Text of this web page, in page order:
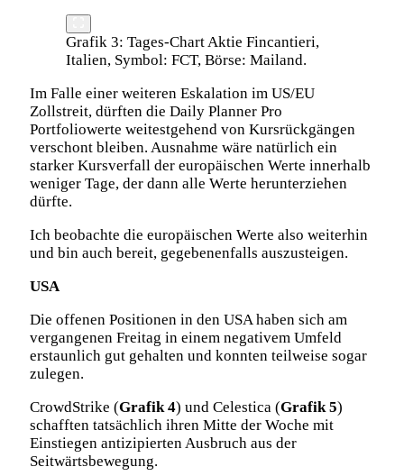
Grafik 3: Tages-Chart Aktie Fincantieri,
Italien, Symbol: FCT, Börse: Mailand.
Im Falle einer weiteren Eskalation im US/EU
Zollstreit, dürften die Daily Planner Pro
Portfoliowerte weitestgehend von Kursrückgängen
verschont bleiben. Ausnahme wäre natürlich ein
starker Kursverfall der europäischen Werte innerhalb
weniger Tage, der dann alle Werte herunterziehen
dürfte.
Ich beobachte die europäischen Werte also weiterhin
und bin auch bereit, gegebenenfalls auszusteigen.
USA
Die offenen Positionen in den USA haben sich am
vergangenen Freitag in einem negativem Umfeld
erstaunlich gut gehalten und konnten teilweise sogar
zulegen.
CrowdStrike (Grafik 4) und Celestica (Grafik 5)
schafften tatsächlich ihren Mitte der Woche mit
Einstiegen antizipierten Ausbruch aus der
Seitwärtsbewegung.